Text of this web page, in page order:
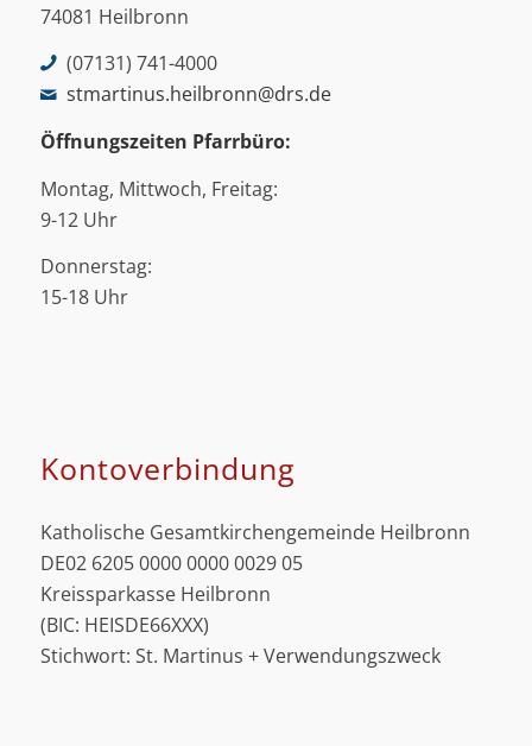
74081 Heilbronn
(07131) 741-4000
stmartinus.heilbronn@drs.de
Öffnungszeiten Pfarrbüro:
Montag, Mittwoch, Freitag:
9-12 Uhr
Donnerstag:
15-18 Uhr
Kontoverbindung
Katholische Gesamtkirchengemeinde Heilbronn
DE02 6205 0000 0000 0029 05
Kreissparkasse Heilbronn
(BIC: HEISDE66XXX)
Stichwort: St. Martinus + Verwendungszweck